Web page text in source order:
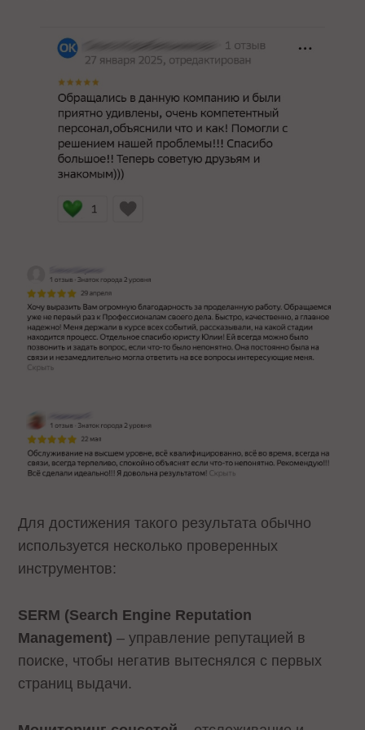
Для достижения такого результата обычно
используется несколько проверенных
инструментов:
SERM (Search Engine Reputation
Management)– управление репутацией в
поиске, чтобы негатив вытеснялся с первых
страниц выдачи.